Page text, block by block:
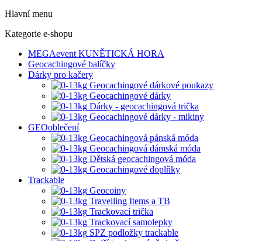
Hlavní menu
Kategorie e-shopu
MEGAevent KUNĚTICKÁ HORA
Geocachingové balíčky
Dárky pro kačery
Geocachingové dárkové poukazy
Geocachingové dárky
Dárky - geocachingová trička
Geocachingové dárky - mikiny
GEOoblečení
Geocachingová pánská móda
Geocachingová dámská móda
Dětská geocachingová móda
Geocachingové doplňky
Trackable
Geocoiny
Travelling Items a TB
Trackovací trička
Trackovací samolepky
SPZ podložky trackable